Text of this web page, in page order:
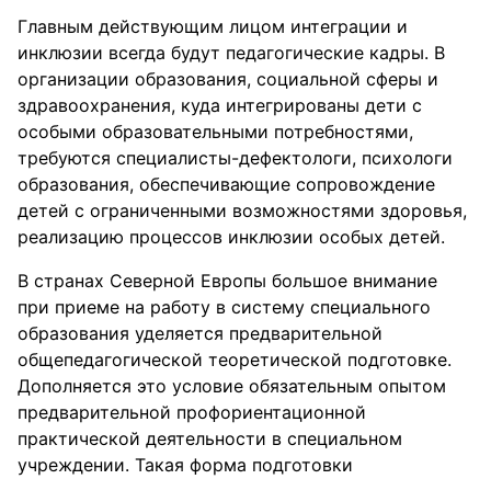
Главным действующим лицом интеграции и
инклюзии всегда будут педагогические кадры. В
организации образования, социальной сферы и
здравоохранения, куда интегрированы дети с
особыми образовательными потребностями,
требуются специалисты-дефектологи, психологи
образования, обеспечивающие сопровождение
детей с ограниченными возможностями здоровья,
реализацию процессов инклюзии особых детей.
В странах Северной Европы большое внимание
при приеме на работу в систему специального
образования уделяется предварительной
общепедагогической теоретической подготовке.
Дополняется это условие обязательным опытом
предварительной профориентационной
практической деятельности в специальном
учреждении. Такая форма подготовки